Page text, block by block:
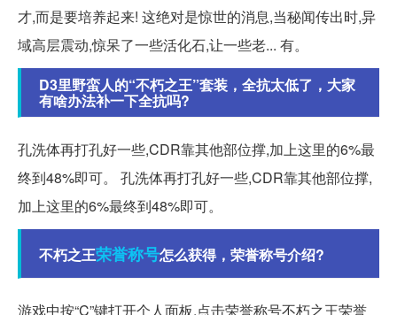
才,而是要培养起来! 这绝对是惊世的消息,当秘闻传出时,异
域高层震动,惊呆了一些活化石,让一些老... 有。
D3里野蛮人的“不朽之王”套装，全抗太低了，大家
有啥办法补一下全抗吗?
孔洗体再打孔好一些,CDR靠其他部位撑,加上这里的6%最
终到48%即可。 孔洗体再打孔好一些,CDR靠其他部位撑,
加上这里的6%最终到48%即可。
不朽之王荣誉称号怎么获得，荣誉称号介绍?
游戏中按“C”键打开个人面板,点击荣誉称号不朽之王荣誉